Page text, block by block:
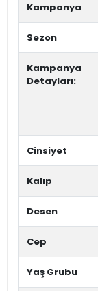
Kampanya
Sezon
Kampanya
Detayları:
Cinsiyet
Kalıp
Desen
Cep
Yaş Grubu